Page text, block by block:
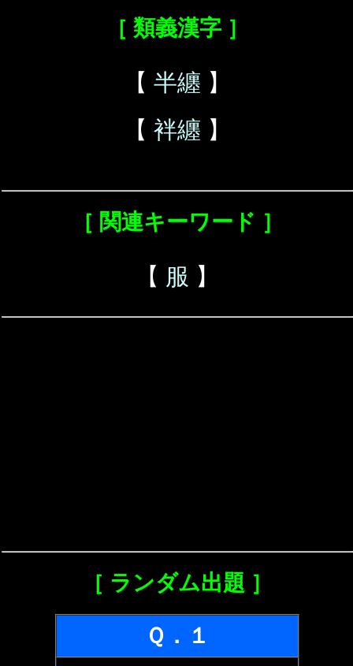
［ 類義漢字 ］
【 半纏 】
【 袢纏 】
［ 関連キーワード ］
【 服 】
［ ランダム出題 ］
Ｑ．１